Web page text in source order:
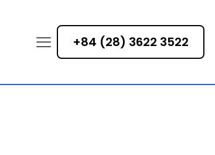
+84 (28) 3622 3522